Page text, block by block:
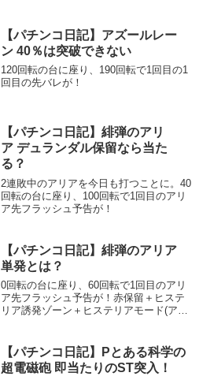
【パチンコ日記】アズールレー
ン 40％は突破できない
120回転の台に座り、190回転で1回目の1
回目の先バレが！
【パチンコ日記】緋弾のアリ
ア デュランダル保留なら当た
る？
2連敗中のアリアを今日も打つことに。40
回転の台に座り、100回転で1回目のアリ
ア先フラッシュ予告が！
【パチンコ日記】緋弾のアリア
単発とは？
0回転の台に座り、60回転で1回目のアリ
ア先フラッシュ予告が！赤保留＋ヒステ
リア誘発ゾーン＋ヒステリアモード(アゴ
当たり！
【パチンコ日記】Pとある科学の
超電磁砲 即当たりのST突入！